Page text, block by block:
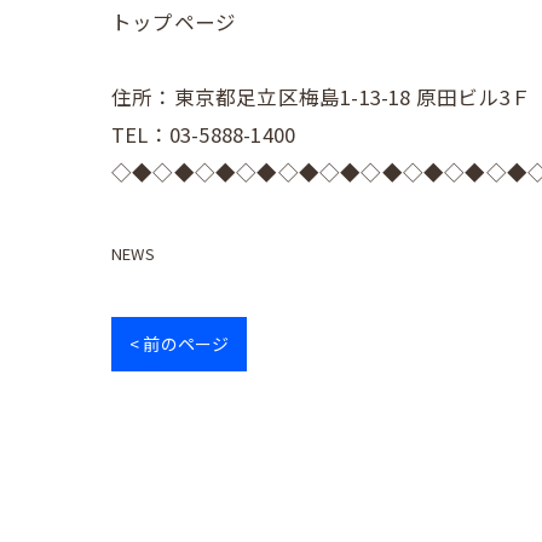
トップページ
住所：東京都足立区梅島1-13-18 原田ビル3Ｆ
TEL：03-5888-1400
NEWS
< 前のページ